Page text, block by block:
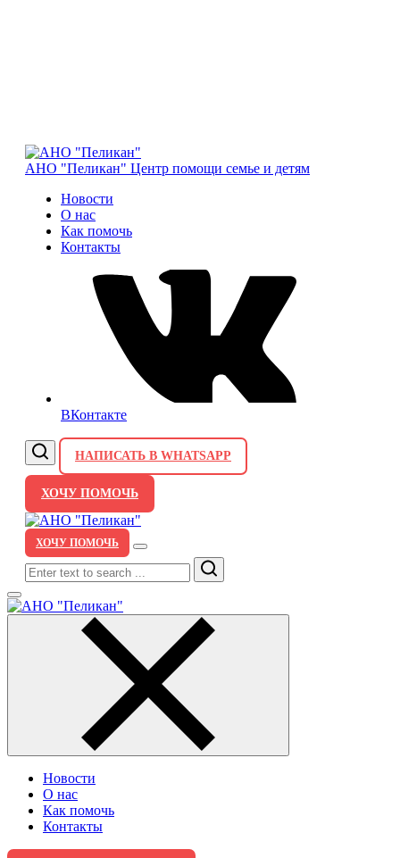
АНО "Пеликан" Центр помощи семье и детям
Новости
О нас
Как помочь
Контакты
ВКонтакте
НАПИСАТЬ В WHATSAPP
ХОЧУ ПОМОЧЬ
ХОЧУ ПОМОЧЬ
Search
Новости
О нас
Как помочь
Контакты